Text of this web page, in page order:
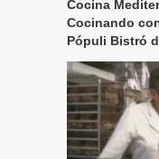
Cocina
Cocinando
Pópuli Bistró